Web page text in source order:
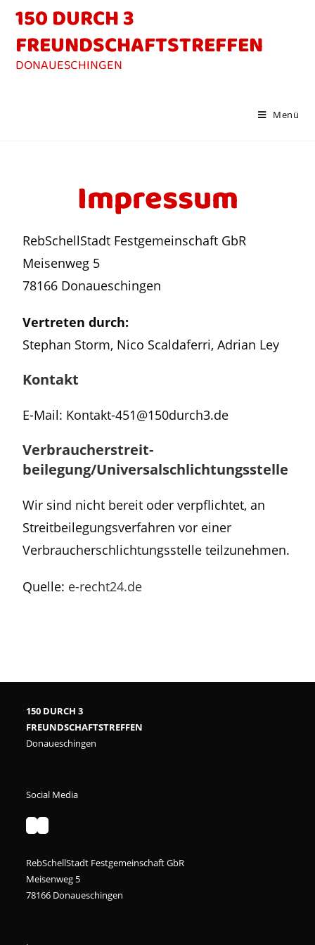
150 DURCH 3
FREUNDSCHAFTSTREFFEN
Menü
Impressum
RebSchellStadt Festgemeinschaft GbR
Meisenweg 5
78166 Donaueschingen
Vertreten durch:
Stephan Storm, Nico Scaldaferri, Adrian Ley
Kontakt
E-Mail: Kontakt-451@150durch3.de
Verbraucher­streit­
beilegung/Universal­schlichtungs­stelle
Wir sind nicht bereit oder verpflichtet, an
Streitbeilegungsverfahren vor einer
Verbraucherschlichtungsstelle teilzunehmen.
Quelle: e-recht24.de
150 DURCH 3
FREUNDSCHAFTSTREFFEN
Donaueschingen
Social Media
RebSchellStadt Festgemeinschaft GbR
Meisenweg 5
78166 Donaueschingen